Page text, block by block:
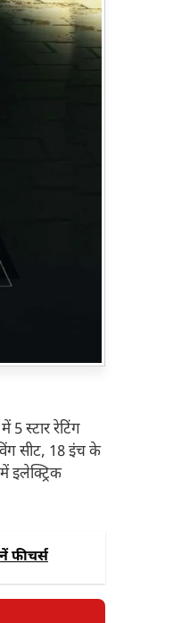
5 स्टार रेटिंग
सीट, 18 इंच के
इलेक्ट्रिक
फीचर्स